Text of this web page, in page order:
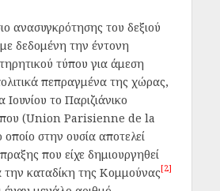
ανασυγκρότησης του δεξιού
δεδομένη την έντονη
τύπου για άμεση
πεπραγμένα της χώρας,
Ιουνίου το Παριζιάνικο
(Union Parisienne de la
στην ουσία αποτελεί
που είχε δημιουργηθεί
την καταδίκη της Κομμούνας[2]